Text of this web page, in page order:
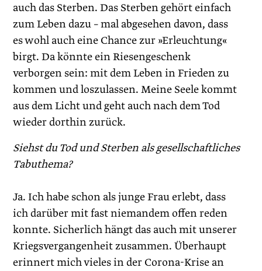
auch das Sterben. Das Sterben gehört einfach
zum Leben dazu – mal abgesehen davon, dass
es wohl auch eine Chance zur »Erleuchtung«
birgt. Da könnte ein Riesengeschenk
verborgen sein: mit dem Leben in Frieden zu
kommen und loszulassen. Meine Seele kommt
aus dem Licht und geht auch nach dem Tod
wieder dorthin zurück.
Siehst du Tod und Sterben als gesellschaftliches
Tabuthema?
Ja. Ich habe schon als junge Frau erlebt, dass
ich darüber mit fast niemandem offen reden
konnte. Sicherlich hängt das auch mit unserer
Kriegsvergangenheit zusammen. Überhaupt
erinnert mich vieles in der Corona-Krise an